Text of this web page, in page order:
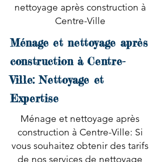
nettoyage après construction à
Centre-Ville
Ménage et nettoyage après
construction à Centre-
Ville: Nettoyage et
Expertise
Ménage et nettoyage après
construction à Centre-Ville: Si
vous souhaitez obtenir des tarifs
de nos services de nettoyage